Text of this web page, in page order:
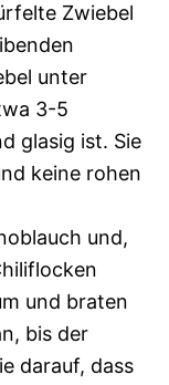
Zwiebel
unter
3-5
glasig ist. Sie
keine rohen
und,
und braten
bis der
darauf, dass